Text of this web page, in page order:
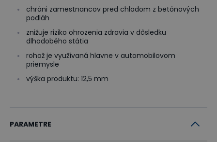
chráni zamestnancov pred chladom z betónových
podláh
znižuje riziko ohrozenia zdravia v dôsledku
dlhodobého státia
rohož je využívaná hlavne v automobilovom
priemysle
výška produktu: 12,5 mm
PARAMETRE